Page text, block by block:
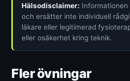
Hälsodisclaimer: Informationen
och ersätter inte individuell
läkare eller legitimerad
eller osäkerhet kring teknik.
Fler övningar